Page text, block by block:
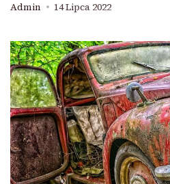
Admin 14 Lipca 2022